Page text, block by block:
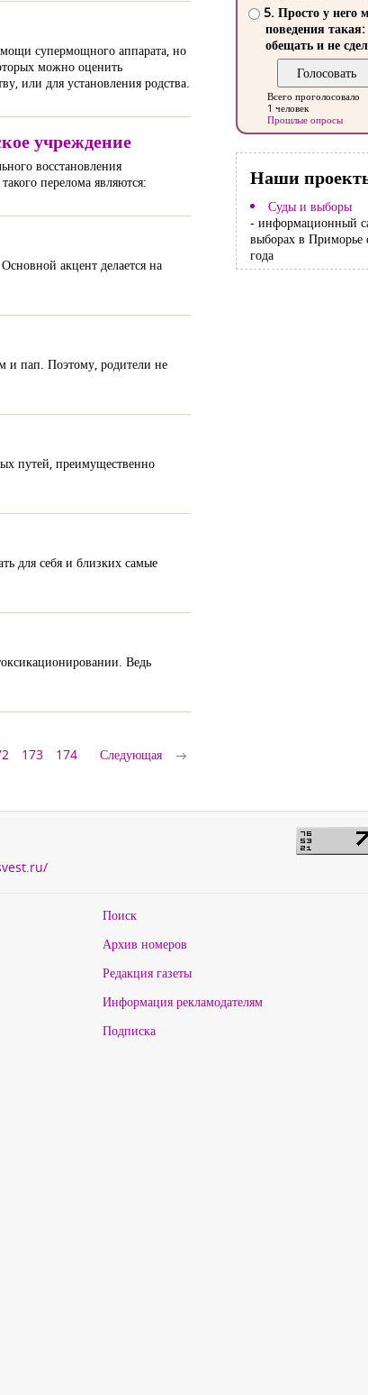
супермощного аппарата, но
можно оценить
или для установления родства.
учреждение
восстановления
перелома являются:
акцент делается на
и пап. Поэтому, родители не
путей, преимущественно
для себя и близких самые
Ведь
173 174 Следующая
5. Просто у него
поведения такая:
обещать и не
Всего проголосовало
1 человек
Прошлые опросы
Наши
Суды и выборы
- информационный
выборах в Приморье
года
Поиск
Архив номеров
Редакция газеты
Информация рекламодателям
Подписка